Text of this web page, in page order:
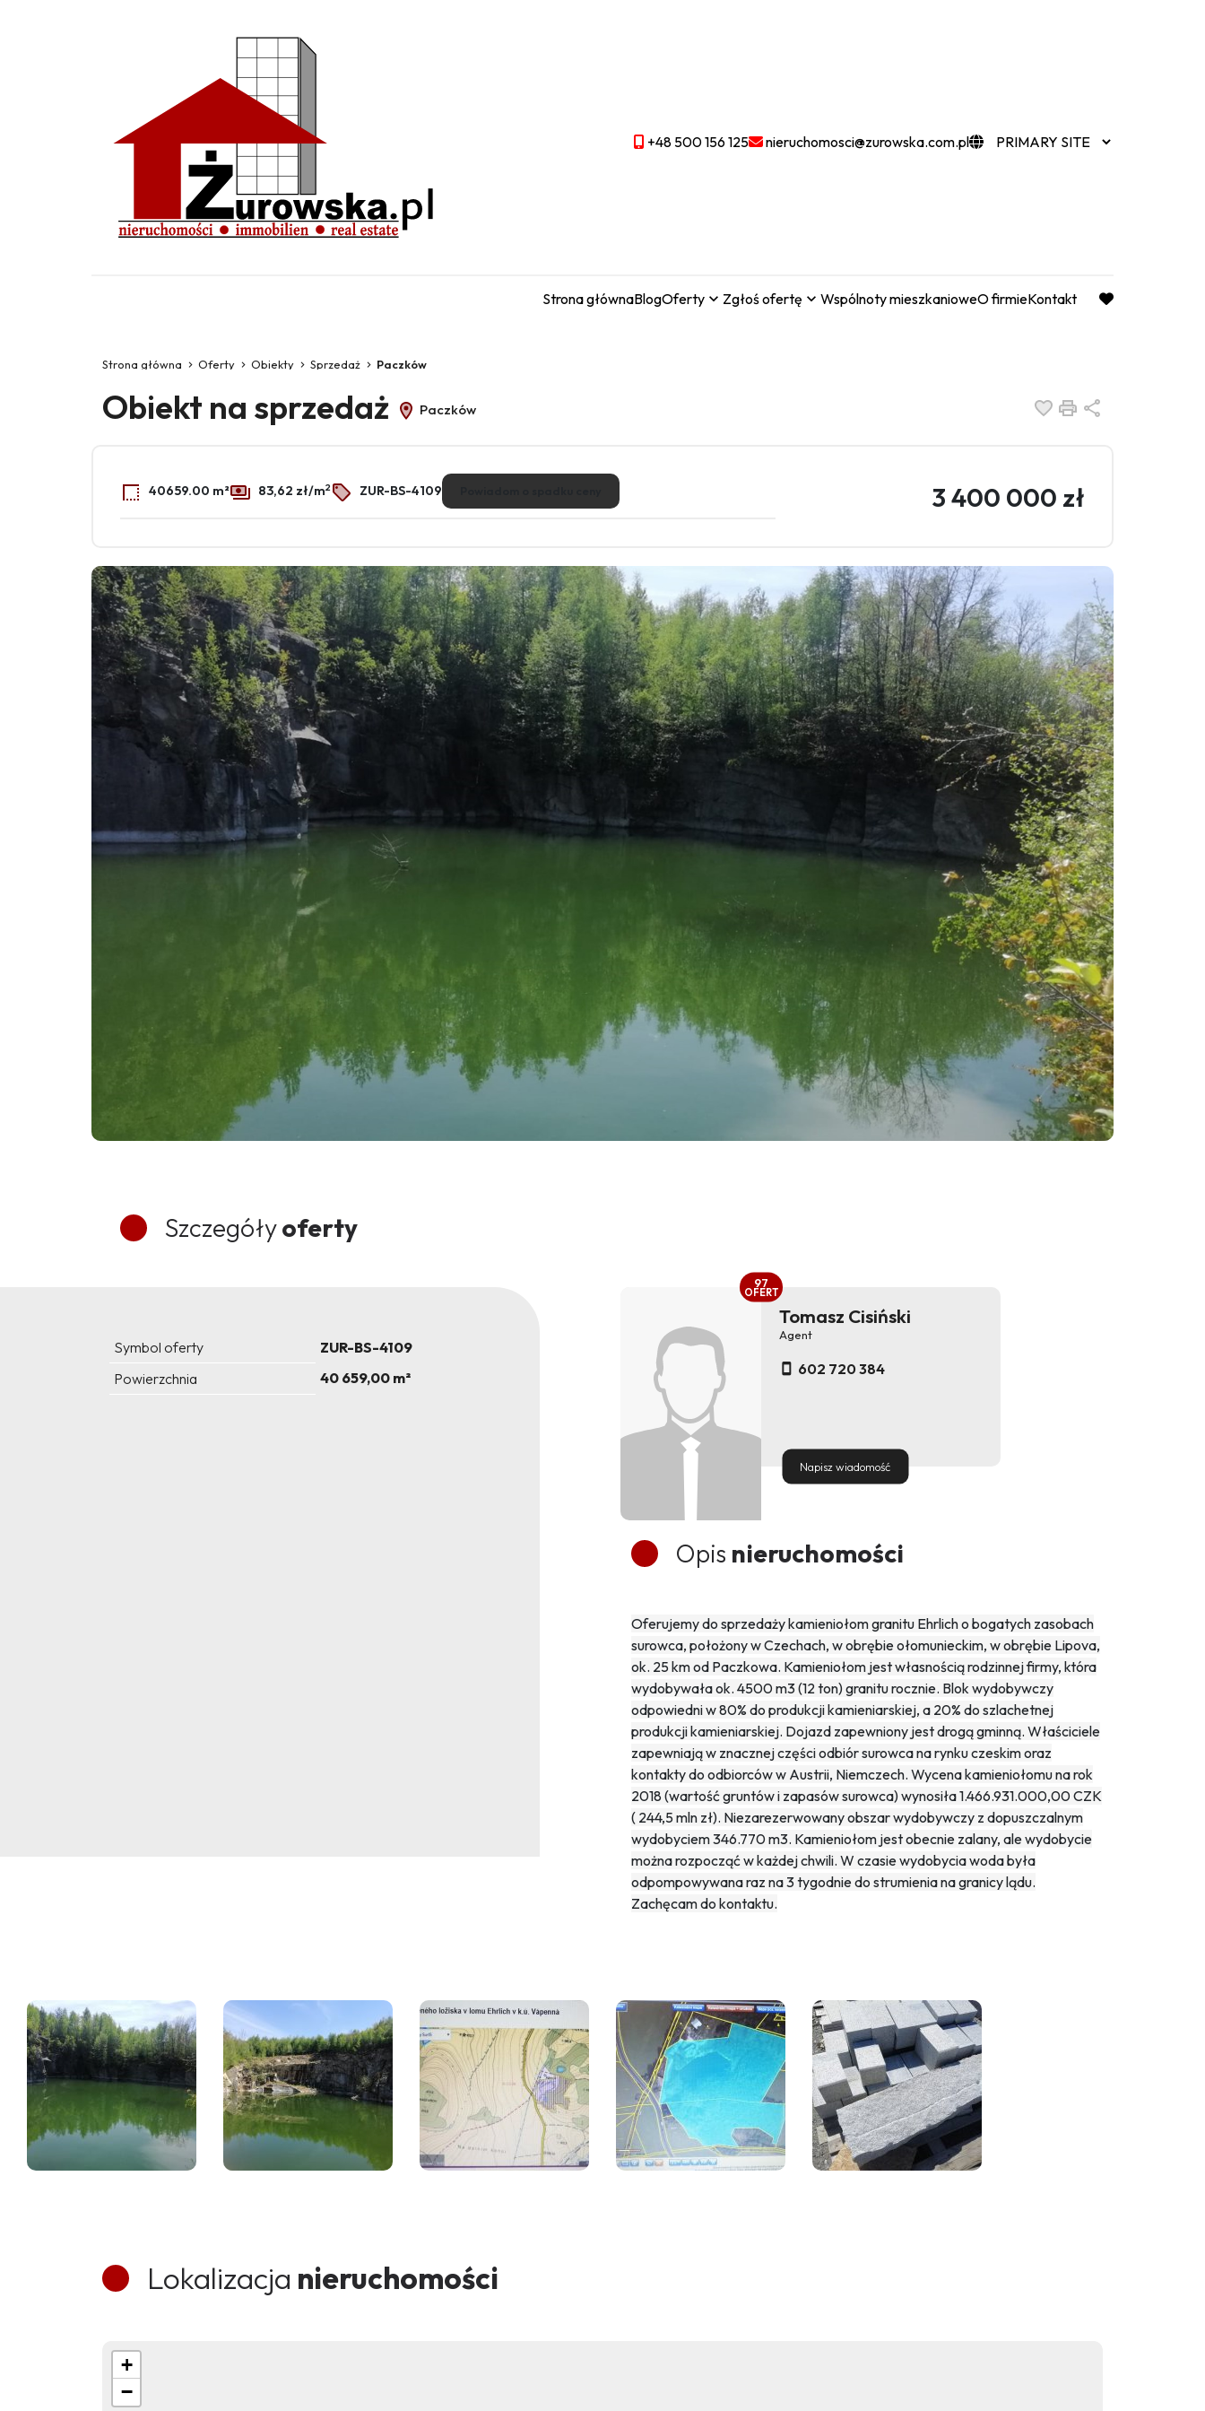
+48 500 156 125 nieruchomosci@zurowska.com.pl
Strona głównaBlogOferty Zgłoś ofertę Wspólnoty mieszkanioweO firmieKontakt
favorite
Strona główna Oferty Obiekty Sprzedaż Paczków
Obiekt na sprzedaż Paczków Dodaj do ulubionych
Drukuj
40659.00 m² 83,62 zł/m2 ZUR-BS-4109 3 400 000 zł
Szczegółyoferty
Symbol oferty
ZUR-BS-4109
Powierzchnia
40 659,00 m²
Tomasz Cisiński
Agent
602 720 384
Napisz wiadomość
97
OFERT
Opis nieruchomości
Oferujemy do sprzedaży kamieniołom granitu Ehrlich o bogatych zasobach
surowca, położony w Czechach, w obrębie ołomunieckim, w obrębie Lipova,
ok. 25 km od Paczkowa. Kamieniołom jest własnością rodzinnej firmy, która
wydobywała ok. 4500 m3 (12 ton) granitu rocznie. Blok wydobywczy
odpowiedni w 80% do produkcji kamieniarskiej, a 20% do szlachetnej
produkcji kamieniarskiej. Dojazd zapewniony jest drogą gminną. Właściciele
zapewniają w znacznej części odbiór surowca na rynku czeskim oraz
kontakty do odbiorców w Austrii, Niemczech. Wycena kamieniołomu na rok
2018 (wartość gruntów i zapasów surowca) wynosiła 1.466.931.000,00 CZK
( 244,5 mln zł). Niezarezerwowany obszar wydobywczy z dopuszczalnym
wydobyciem 346.770 m3. Kamieniołom jest obecnie zalany, ale wydobycie
można rozpocząć w każdej chwili. W czasie wydobycia woda była
odpompowywana raz na 3 tygodnie do strumienia na granicy lądu.
Zachęcam do kontaktu.
Lokalizacja nieruchomości
+
−